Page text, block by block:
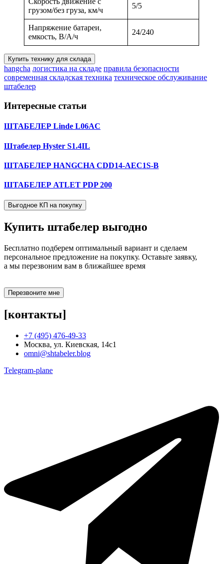
грузом/без груза, км/ч
5/5
Напряжение батареи,
емкость, В/А/ч
24/240
Купить технику для склада
hangcha логистика на складе правила безопасности
современная складская техника техническое обслуживание
штабелер
Интересные статьи
ШТАБЕЛЕР Linde L06AC
Штабелер Hyster S1.4IL
ШТАБЕЛЕР HANGCHA CDD14-AEC1S-B
ШТАБЕЛЕР ATLET PDP 200
Выгодное КП на покупку
Купить штабелер выгодно
Бесплатно подберем оптимальный вариант и сделаем
персональное предложение на покупку. Оставьте заявку,
а мы перезвоним вам в ближайшее время
Перезвоните мне
[контакты]
+7 (495) 476-49-33
Москва, ул. Киевская, 14с1
omni@shtabeler.blog
Telegram-plane